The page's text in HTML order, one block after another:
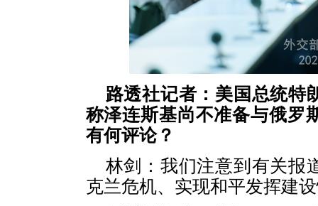
路透社记者：美国总统特
称泽连斯基尚不准备与俄罗
有何评论？
林剑：我们注意到有关报
克兰危机、实现和平发挥建